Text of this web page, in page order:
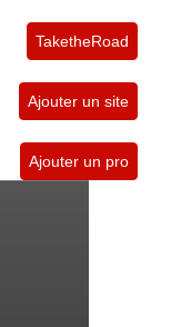
TaketheRoad
Ajouter un site
Ajouter un pro